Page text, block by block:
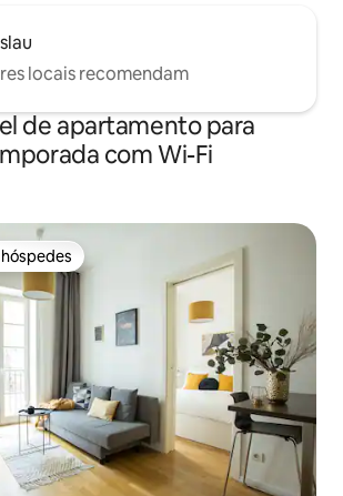
locais recomendam
de apartamento para
com Wi-Fi
preferidos dos hóspedes